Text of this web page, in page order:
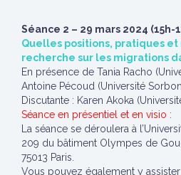
Séance 2 – 29 mars 2024 (15h-
Quelles positions, pratiques
recherche sur les migrations
En présence de Tania Racho
Antoine Pécoud (Université
Discutante : Karen Akoka
Séance en présentiel et en visio :
La séance se déroulera à
209 du bâtiment Olympes de
75013 Paris.
Vous pouvez également y